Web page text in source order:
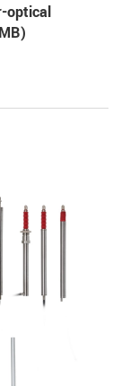
optical